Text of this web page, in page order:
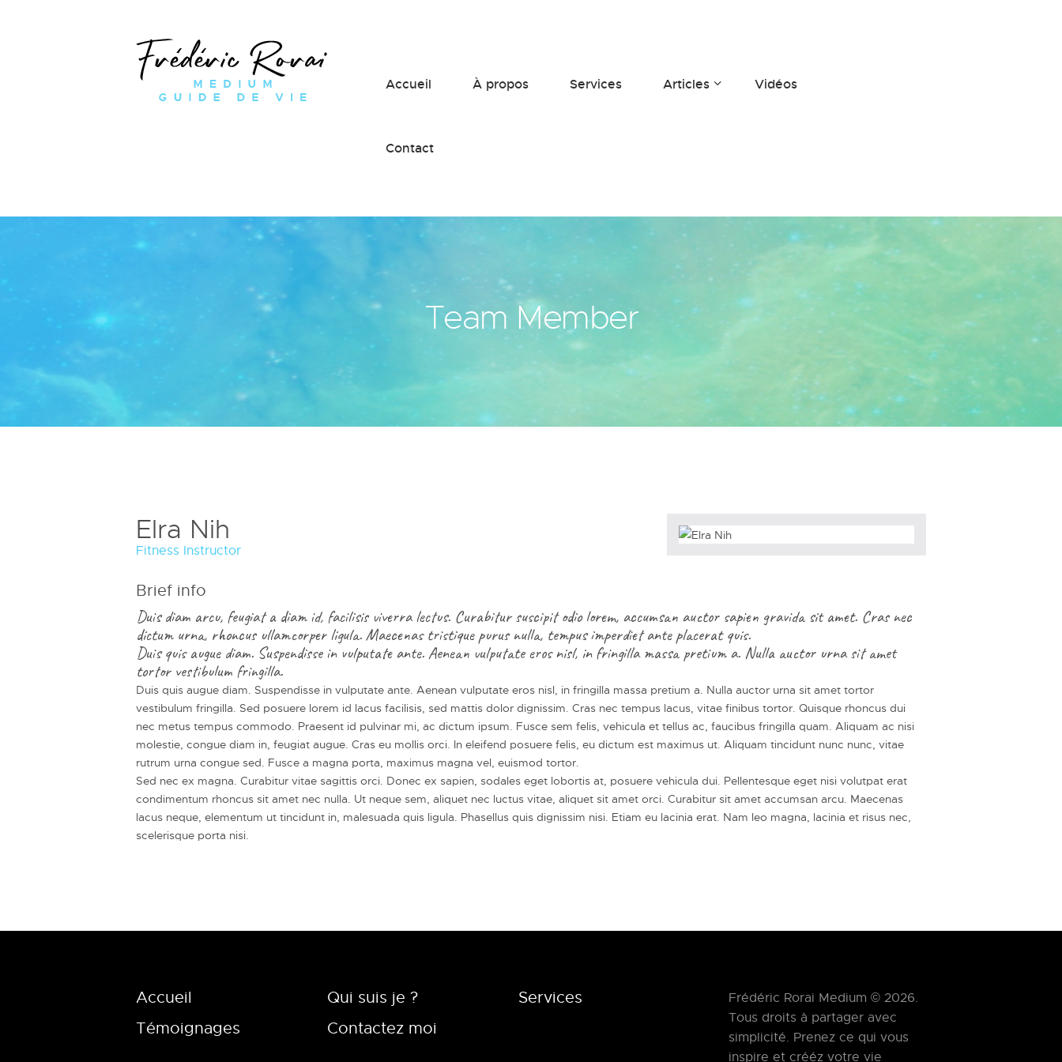
Accueil À propos Services Articles Vidéos
Contact
Team Member
Elra Nih
Fitness Instructor
Brief info
Duis diam arcu, feugiat a diam id, facilisis viverra lectus. Curabitur suscipit odio lorem, accumsan auctor sapien gravida sit amet. Cras nec
dictum urna, rhoncus ullamcorper ligula. Maecenas tristique purus nulla, tempus imperdiet ante placerat quis.
Duis quis augue diam. Suspendisse in vulputate ante. Aenean vulputate eros nisl, in fringilla massa pretium a. Nulla auctor urna sit amet
tortor vestibulum fringilla.
Duis quis augue diam. Suspendisse in vulputate ante. Aenean vulputate eros nisl, in fringilla massa pretium a. Nulla auctor urna sit amet tortor
vestibulum fringilla. Sed posuere lorem id lacus facilisis, sed mattis dolor dignissim. Cras nec tempus lacus, vitae finibus tortor. Quisque rhoncus dui
nec metus tempus commodo. Praesent id pulvinar mi, ac dictum ipsum. Fusce sem felis, vehicula et tellus ac, faucibus fringilla quam. Aliquam ac nisi
molestie, congue diam in, feugiat augue. Cras eu mollis orci. In eleifend posuere felis, eu dictum est maximus ut. Aliquam tincidunt nunc nunc, vitae
rutrum urna congue sed. Fusce a magna porta, maximus magna vel, euismod tortor.
Sed nec ex magna. Curabitur vitae sagittis orci. Donec ex sapien, sodales eget lobortis at, posuere vehicula dui. Pellentesque eget nisi volutpat erat
condimentum rhoncus sit amet nec nulla. Ut neque sem, aliquet nec luctus vitae, aliquet sit amet orci. Curabitur sit amet accumsan arcu. Maecenas
lacus neque, elementum ut tincidunt in, malesuada quis ligula. Phasellus quis dignissim nisi. Etiam eu lacinia erat. Nam leo magna, lacinia et risus nec,
scelerisque porta nisi.
Accueil Qui suis je ?
Services
Témoignages
Contactez moi
Frédéric Rorai Medium © 2026.
Tous droits à partager avec
simplicité. Prenez ce qui vous
inspire et crééz votre vie